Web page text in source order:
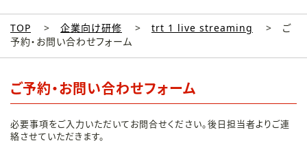
TOP 企業向け研修 trt 1 live streaming
ご
予約・お問い合わせフォーム
ご予約・お問い合わせフォーム
必要事項をご入力いただいてお問合せください。後日担当者よりご連
絡させていただきます。